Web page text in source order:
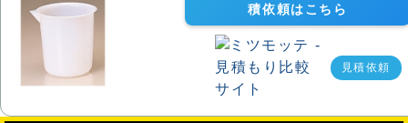
積依頼はこちら
見積依頼